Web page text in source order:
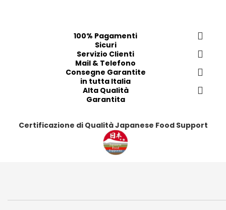
100% Pagamenti
Sicuri
Servizio Clienti
Mail & Telefono
Consegne Garantite
in tutta Italia
Alta Qualità
Garantita
Certificazione di Qualità Japanese Food Support